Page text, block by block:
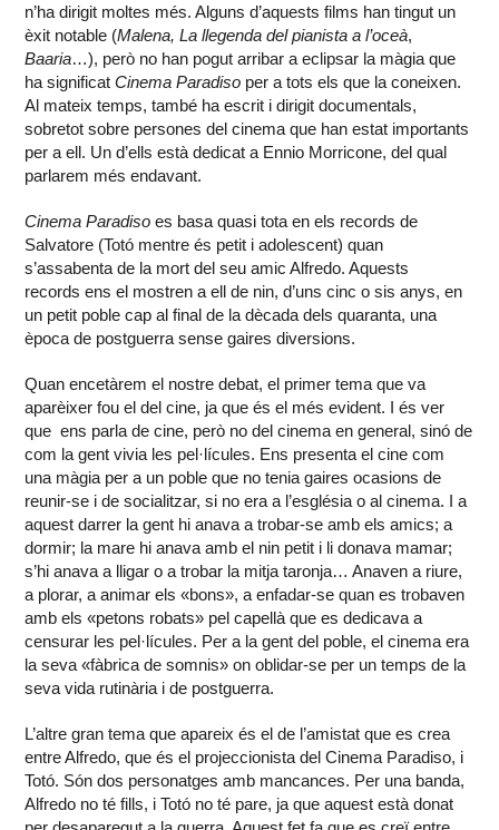
n’ha dirigit moltes més. Alguns d’aquests films han tingut un
èxit notable (Malena, La llegenda del pianista a l’oceà,
Baaria…), però no han pogut arribar a eclipsar la màgia que
ha significatCinema Paradiso per a tots els que la coneixen.
Al mateix temps, també ha escrit i dirigit documentals,
sobretot sobre persones del cinema que han estat importants
per a ell. Un d’ells està dedicat a Ennio Morricone, del qual
parlarem més endavant.
Cinema Paradiso es basa quasi tota en els records de
Salvatore (Totó mentre és petit i adolescent) quan
s’assabenta de la mort del seu amic Alfredo. Aquests
records ens el mostren a ell de nin, d’uns cinc o sis anys, en
un petit poble cap al final de la dècada dels quaranta, una
època de postguerra sense gaires diversions.
Quan encetàrem el nostre debat, el primer tema que va
aparèixer fou el del cine, ja que és el més evident. I és ver
que ens parla de cine, però no del cinema en general, sinó de
com la gent vivia les pel·lícules. Ens presenta el cine com
una màgia per a un poble que no tenia gaires ocasions de
reunir-se i de socialitzar, si no era a l’església o al cinema. I a
aquest darrer la gent hi anava a trobar-se amb els amics; a
dormir; la mare hi anava amb el nin petit i li donava mamar;
s’hi anava a lligar o a trobar la mitja taronja… Anaven a riure,
a plorar, a animar els «bons», a enfadar-se quan es trobaven
amb els «petons robats» pel capellà que es dedicava a
censurar les pel·lícules. Per a la gent del poble, el cinema era
la seva «fàbrica de somnis» on oblidar-se per un temps de la
seva vida rutinària i de postguerra.
L’altre gran tema que apareix és el de l’amistat que es crea
entre Alfredo, que és el projeccionista del Cinema Paradiso, i
Totó. Són dos personatges amb mancances. Per una banda,
Alfredo no té fills, i Totó no té pare, ja que aquest està donat